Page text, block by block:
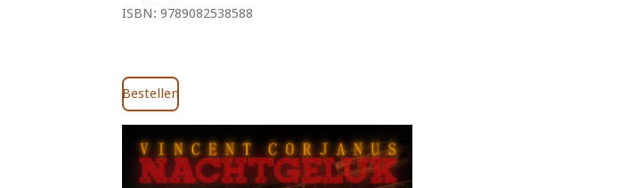
ISBN: 9789082538588
Bestellen